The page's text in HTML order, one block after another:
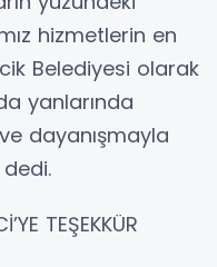
hizmetlerin en
Belediyesi olarak
yanlarında
dayanışmayla
TEŞEKKÜR